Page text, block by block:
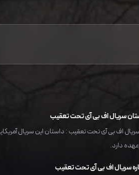
سریال اف بی آی تحت تعقیب
دارد.
سریال اف بی آی تحت تعقیب